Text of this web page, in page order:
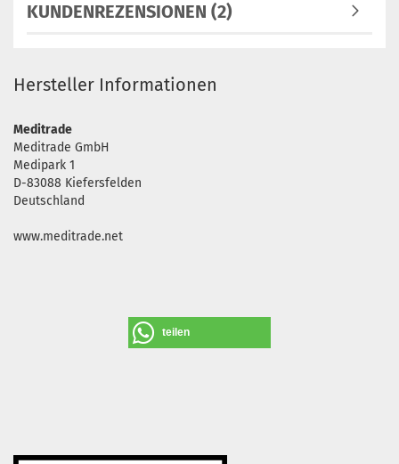
KUNDENREZENSIONEN (2)
Hersteller Informationen
Meditrade
Meditrade GmbH
Medipark 1
D-83088 Kiefersfelden
Deutschland
www.meditrade.net
teilen